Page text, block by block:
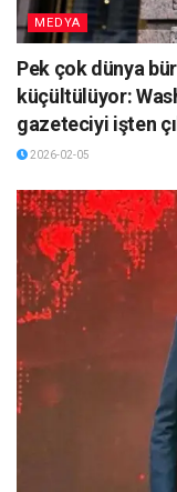
MEDYA
Pek çok dünya
küçültülüyor:
gazeteciyi işten
2026-02-05